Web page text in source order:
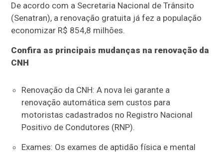
De acordo com a Secretaria Nacional de Trânsito
(Senatran), a renovação gratuita já fez a população
economizar R$ 854,8 milhões.
Confira as principais mudanças na renovação da
CNH
Renovação da CNH: A nova lei garante a
renovação automática sem custos para
motoristas cadastrados no Registro Nacional
Positivo de Condutores (RNP).
Exames: Os exames de aptidão física e mental